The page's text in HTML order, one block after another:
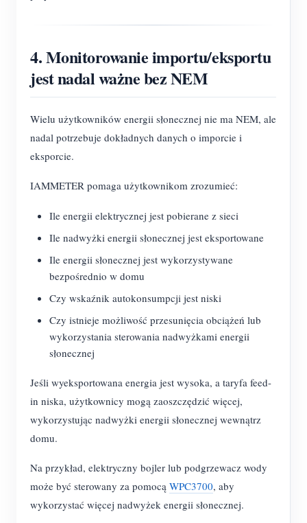
4. Monitorowanie importu/eksportu
jest nadal ważne bez NEM
Wielu użytkowników energii słonecznej nie ma NEM, ale
nadal potrzebuje dokładnych danych o imporcie i
eksporcie.
IAMMETER pomaga użytkownikom zrozumieć:
Ile energii elektrycznej jest pobierane z sieci
Ile nadwyżki energii słonecznej jest eksportowane
Ile energii słonecznej jest wykorzystywane
bezpośrednio w domu
Czy wskaźnik autokonsumpcji jest niski
Czy istnieje możliwość przesunięcia obciążeń lub
wykorzystania sterowania nadwyżkami energii
słonecznej
Jeśli wyeksportowana energia jest wysoka, a taryfa feed-
in niska, użytkownicy mogą zaoszczędzić więcej,
wykorzystując nadwyżki energii słonecznej wewnątrz
domu.
Na przykład, elektryczny bojler lub podgrzewacz wody
może być sterowany za pomocą WPC3700, aby
wykorzystać więcej nadwyżek energii słonecznej.